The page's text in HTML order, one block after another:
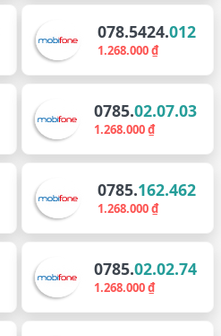
078.5424.012
1.268.000 ₫
0785.02.07.03
1.268.000 ₫
0785.162.462
1.268.000 ₫
0785.02.02.74
1.268.000 ₫